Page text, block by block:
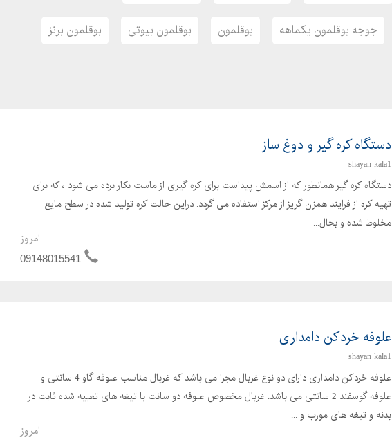
جوجه بوقلمون یکماهه بوقلمون بوقلمون بیوتی بوقلمون برنز
دستگاه کره گیر و دوغ ساز
shayan kala1
دستگاه کره گیر همانطور که از اسمش پیداست برای کره گیری از ماست بکار برده می شود ، که برای
تهیه کره از فرایند همزن گریز از مرکز استفاده می گردد. دراین حالت کره تولید شده در سطح مایع
مخلوط شده و بحال...
امروز
09148015541
علوفه خردکن دامداری
shayan kala1
علوفه خردکن دامداری دارای دو نوع غربال مجزا می باشد که غربال مناسب علوفه گاو 4 سانتی و
علوفه گوسفند 2 سانتی می باشد. غربال مخصوص علوفه دو سانت با تیغه های تعبیه شده ثابت در
بدنه و تیغه های مورب و ...
امروز